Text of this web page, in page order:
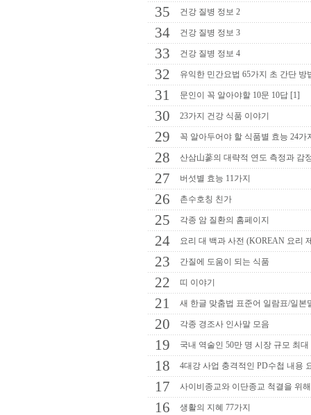
35 건강 질병 정보 2
34 건강 질병 정보 3
33 건강 질병 정보 4
32 유익한 민간요법 65가지 초 간단 방
31 문인이 꼭 알아야할 10문 10답 [1]
30 23가지 건강 식품 이야기
29 꼭 알아두어야 할 식품별 효능 24가
28 산삼山蔘의 대략적 연도 측정과 감
27 버섯별 효능 11가지
26 촌수호칭 친가
25 각종 암 질환의 홈페이지
24 요리 대 백과 사전 (KOREAN 요리
23 간질에 도움이 되는 식품
22 띠 이야기
21 새 한글 맞춤법 표준어 일람표/일본
20 각종 경조사 인사말 모음
19 국내 역술인 50만 명 시장 규모 최
18 4대강 사업 충격적인 PD수첩 내용
17 사이비종교와 이단종교 척결을 위
16 생활의 지혜 77가지